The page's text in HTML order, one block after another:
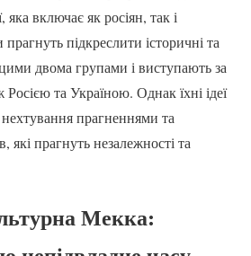
яка включає як росіян, так і
підкреслити історичні та
двома групами і виступають за
Росією та Україною. Однак їхні ідеї
прагненнями та
які прагнуть незалежності та
Мекка: